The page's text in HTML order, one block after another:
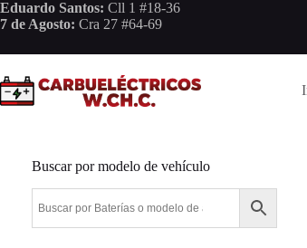
Saltar
al
Eduardo Santos: Cll 1 #18-36
7 de Agosto: Cra 27 #64-69
Buscar por modelo de vehículo